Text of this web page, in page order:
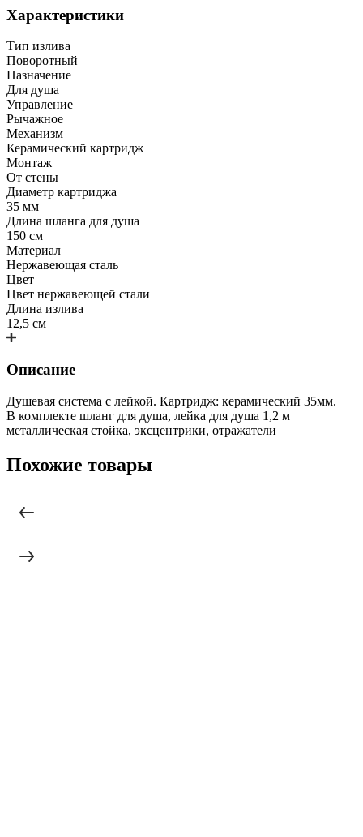
Характеристики
Тип излива
Поворотный
Назначение
Для душа
Управление
Рычажное
Механизм
Керамический картридж
Монтаж
От стены
Диаметр картриджа
35 мм
Длина шланга для душа
150 см
Материал
Нержавеющая сталь
Цвет
Цвет нержавеющей стали
Длина излива
12,5 см
Описание
Душевая система с лейкой. Картридж: керамический 35мм.
В комплекте шланг для душа, лейка для душа 1,2 м
металлическая стойка, эксцентрики, отражатели
Похожие товары